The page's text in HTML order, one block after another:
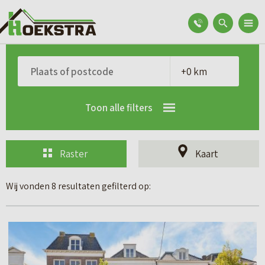
Toon alle filters
Raster Kaart
Wij vonden 8 resultaten gefilterd op:
e